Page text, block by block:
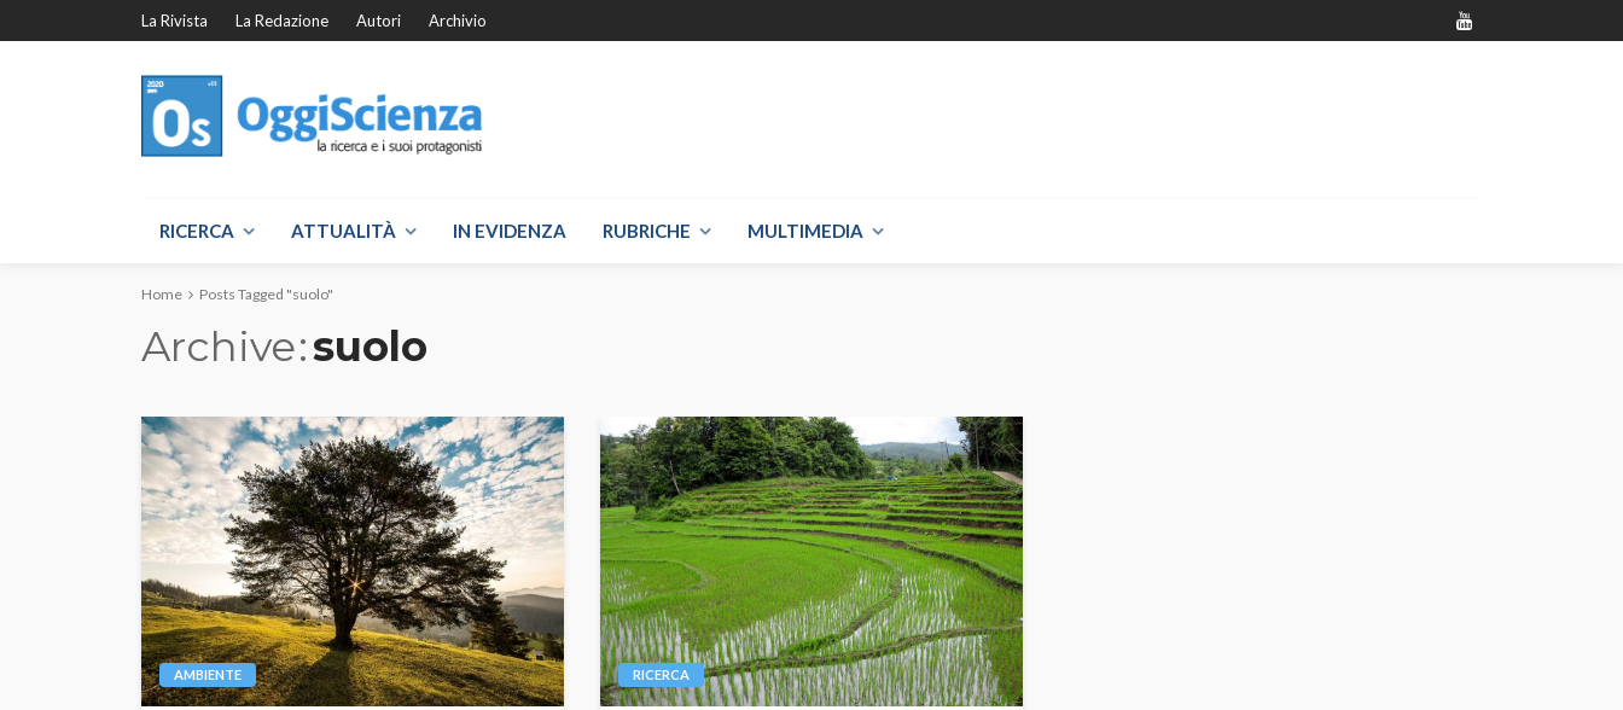
La Rivista La Redazione Autori Archivio
RICERCA ATTUALITÀ IN EVIDENZA RUBRICHE MULTIMEDIA
Home Posts Tagged "suolo"
Archive suolo
AMBIENTE RICERCA